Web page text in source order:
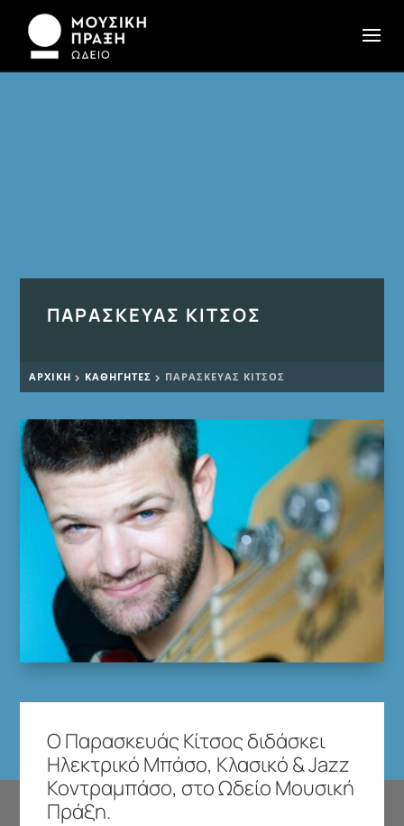
ΠΑΡΑΣΚΕΥΆΣ ΚΊΤΣΟΣ
ΑΡΧΙΚΉ  ΚΑΘΗΓΗΤΈΣ  ΠΑΡΑΣΚΕΥΆΣ ΚΊΤΣΟΣ
Ο Παρασκευάς Κίτσος διδάσκει
Ηλεκτρικό Μπάσο, Κλασικό & Jazz
Κοντραμπάσο, στο Ωδείο Μουσική
Πράξη.